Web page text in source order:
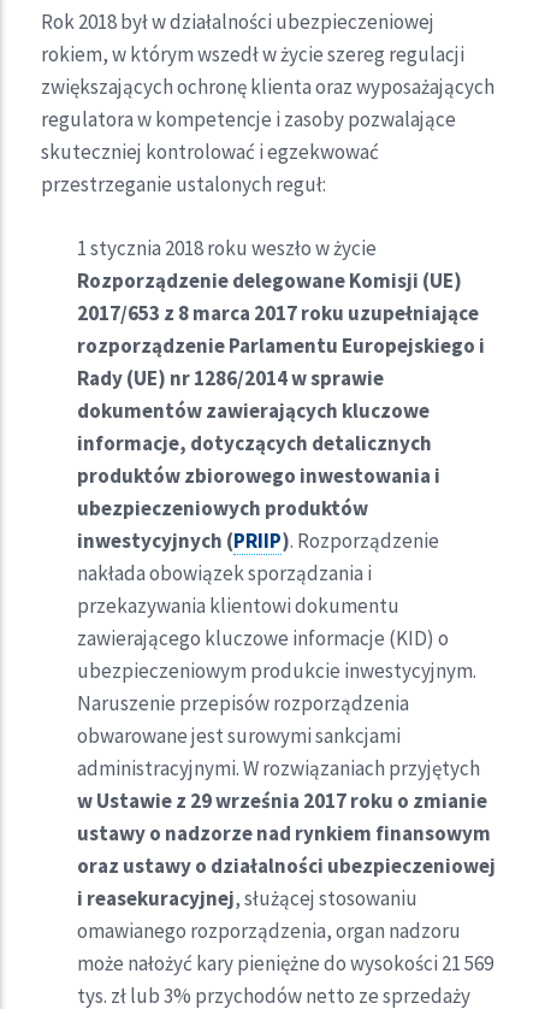
Rok 2018 był w działalności ubezpieczeniowej
rokiem, w którym wszedł w życie szereg regulacji
zwiększających ochronę klienta oraz wyposażających
regulatora w kompetencje i zasoby pozwalające
skuteczniej kontrolować i egzekwować
przestrzeganie ustalonych reguł:
1 stycznia 2018 roku weszło w życie
Rozporządzenie delegowane Komisji (UE)
2017/653 z 8 marca 2017 roku uzupełniające
rozporządzenie Parlamentu Europejskiego i
Rady (UE) nr 1286/2014 w sprawie
dokumentów zawierających kluczowe
informacje, dotyczących detalicznych
produktów zbiorowego inwestowania i
ubezpieczeniowych produktów
inwestycyjnych (PRIIP). Rozporządzenie
nakłada obowiązek sporządzania i
przekazywania klientowi dokumentu
zawierającego kluczowe informacje (KID) o
ubezpieczeniowym produkcie inwestycyjnym.
Naruszenie przepisów rozporządzenia
obwarowane jest surowymi sankcjami
administracyjnymi. W rozwiązaniach przyjętych
w Ustawie z 29 września 2017 roku o zmianie
ustawy o nadzorze nad rynkiem finansowym
oraz ustawy o działalności ubezpieczeniowej
i reasekuracyjnej, służącej stosowaniu
omawianego rozporządzenia, organ nadzoru
może nałożyć kary pieniężne do wysokości 21 569
tys. zł lub 3% przychodów netto ze sprzedaży